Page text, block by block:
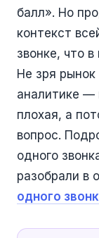
балл». Но
контекст
звонке, что
Не зря рынок
аналитике —
плохая, а
вопрос.
одного
разобрали в
одного